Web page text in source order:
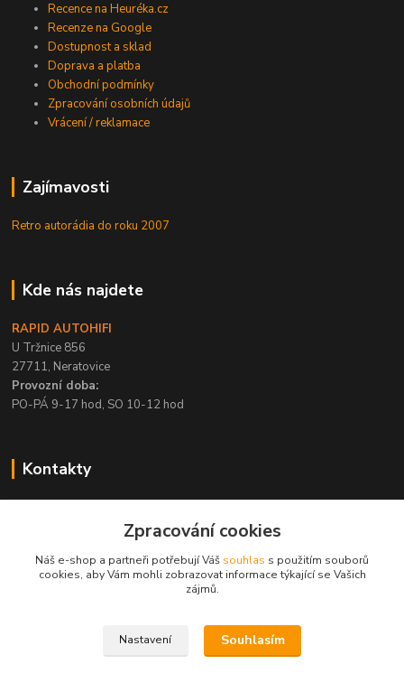
Recence na Heuréka.cz
Recenze na Google
Dostupnost a sklad
Doprava a platba
Obchodní podmínky
Zpracování osobních údajů
Vrácení / reklamace
Zajímavosti
Retro autorádia do roku 2007
Kde nás najdete
RAPID AUTOHIFI
U Tržnice 856
27711, Neratovice
Provozní doba:
PO-PÁ 9-17 hod, SO 10-12 hod
Kontakty
PO-PÁ / 9-17 hod, SO 10-12 hod
info@rapid-autohifi.com
Zpracování cookies
Náš e-shop a partneři potřebují Váš souhlas s použitím souborů
cookies, aby Vám mohli zobrazovat informace týkající se Vašich
zájmů.
Nastavení Souhlasím